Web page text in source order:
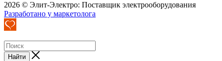
2026 © Элит-Электро: Поставщик электрооборудования
Разработано у маркетолога
Найти